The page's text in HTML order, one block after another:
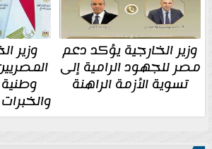
وزير الخارجية يؤكد دعم
مصر للجهود الرامية إلى
تسوية الأزمة الراهنة
وزير